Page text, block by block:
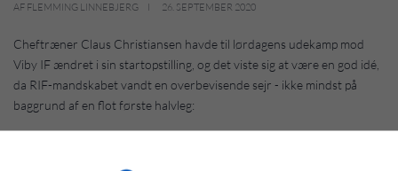
AF FLEMMING LINNEBJERG 26. SEPTEMBER 2020
Cheftræner Claus Christiansen havde til lørdagens udekamp mod
Viby IF ændret i sin startopstilling, og det viste sig at være en god idé,
da RIF-mandskabet vandt en overbevisende sejr - ikke mindst på
baggrund af en flot første halvleg: